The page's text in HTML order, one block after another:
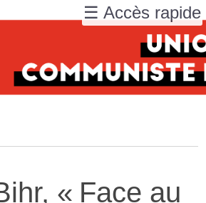
« Face au
☰ Accès rapide